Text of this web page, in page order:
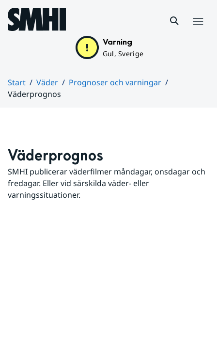
Hoppa till sidans innehåll
Varning
Gul, Sverige
Start Väder
Prognoser och varningar
Väderprognos
Väderprognos
SMHI publicerar väderfilmer måndagar, onsdagar och
fredagar. Eller vid särskilda väder- eller
varningssituationer.